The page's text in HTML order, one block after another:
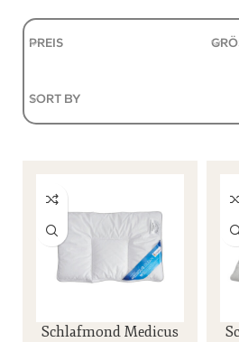
PREIS
SORT BY
Schlafmond Medicus